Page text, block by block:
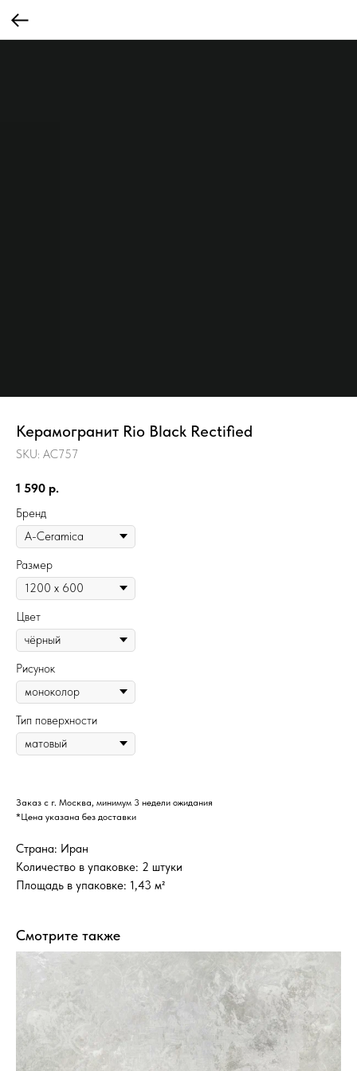
Керамогранит Rio Black Rectified
SKU: AC757
1 590 р.
Бренд
Размер
Цвет
Рисунок
Тип поверхности
Заказ с г. Москва, минимум 3 недели ожидания
*Цена указана без доставки
Страна: Иран
Количество в упаковке: 2 штуки
Площадь в упаковке: 1,43 м²
Смотрите также